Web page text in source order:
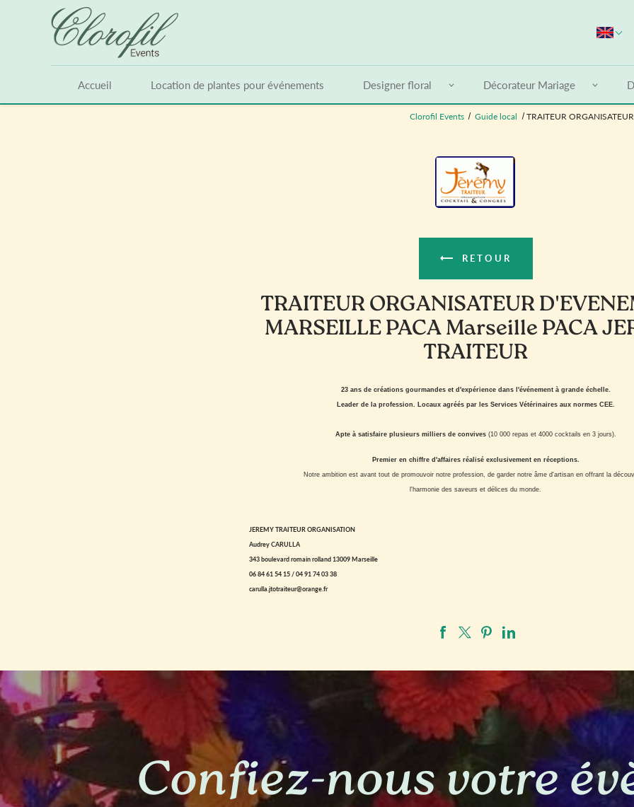
Accueil Location de plantes pour événements Designer floral Décorateur Mariage
Clorofil Events Guide local TRAITEUR
RETOUR
TRAITEUR ORGANISATEUR
MARSEILLE PACA Marseille PACA
TRAITEUR
23 ans de créations gourmandes et d'expérience dans l'événement à grande échelle.
Leader de la profession. Locaux agréés par les Services Vétérinaires aux normes CEE.
Apte à satisfaire plusieurs milliers de convives (10 000 repas et 4000 cocktails en 3 jours).
Premier en chiffre d'affaires réalisé exclusivement en réceptions.
Notre ambition est avant tout de promouvoir notre profession, de garder notre âme d'artisan en offrant la
l'harmonie des saveurs et délices du monde.
JEREMY TRAITEUR ORGANISATION
Audrey CARULLA
343 boulevard romain rolland 13009 Marseille
06 84 61 54 15 / 04 91 74 03 38
carulla.jtotraiteur@orange.fr
Confiez-nous votre
Panneau de gestion des cookies